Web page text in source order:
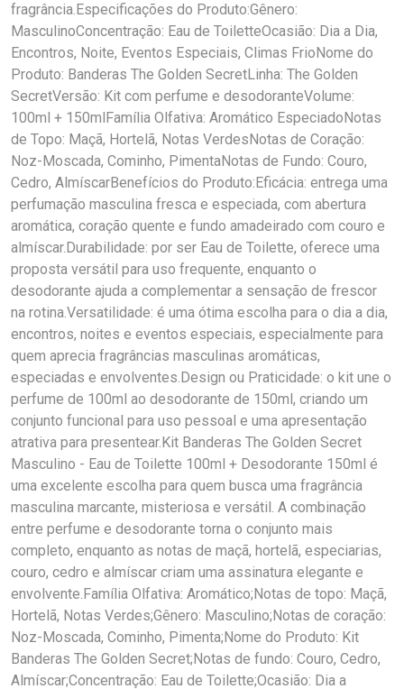
fragrância.Especificações do Produto:Gênero:
MasculinoConcentração: Eau de ToiletteOcasião: Dia a Dia,
Encontros, Noite, Eventos Especiais, Climas FrioNome do
Produto: Banderas The Golden SecretLinha: The Golden
SecretVersão: Kit com perfume e desodoranteVolume:
100ml + 150mlFamília Olfativa: Aromático EspeciadoNotas
de Topo: Maçã, Hortelã, Notas VerdesNotas de Coração:
Noz-Moscada, Cominho, PimentaNotas de Fundo: Couro,
Cedro, AlmíscarBenefícios do Produto:Eficácia: entrega uma
perfumação masculina fresca e especiada, com abertura
aromática, coração quente e fundo amadeirado com couro e
almíscar.Durabilidade: por ser Eau de Toilette, oferece uma
proposta versátil para uso frequente, enquanto o
desodorante ajuda a complementar a sensação de frescor
na rotina.Versatilidade: é uma ótima escolha para o dia a dia,
encontros, noites e eventos especiais, especialmente para
quem aprecia fragrâncias masculinas aromáticas,
especiadas e envolventes.Design ou Praticidade: o kit une o
perfume de 100ml ao desodorante de 150ml, criando um
conjunto funcional para uso pessoal e uma apresentação
atrativa para presentear.Kit Banderas The Golden Secret
Masculino - Eau de Toilette 100ml + Desodorante 150ml é
uma excelente escolha para quem busca uma fragrância
masculina marcante, misteriosa e versátil. A combinação
entre perfume e desodorante torna o conjunto mais
completo, enquanto as notas de maçã, hortelã, especiarias,
couro, cedro e almíscar criam uma assinatura elegante e
envolvente.Família Olfativa: Aromático;Notas de topo: Maçã,
Hortelã, Notas Verdes;Gênero: Masculino;Notas de coração:
Noz-Moscada, Cominho, Pimenta;Nome do Produto: Kit
Banderas The Golden Secret;Notas de fundo: Couro, Cedro,
Almíscar;Concentração: Eau de Toilette;Ocasião: Dia a